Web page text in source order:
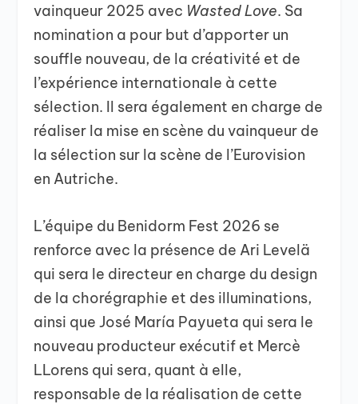
vainqueur 2025 avec Wasted Love. Sa
nomination a pour but d’apporter un
souffle nouveau, de la créativité et de
l’expérience internationale à cette
sélection. Il sera également en charge de
réaliser la mise en scène du vainqueur de
la sélection sur la scène de l’Eurovision
en Autriche.
L’équipe du Benidorm Fest 2026 se
renforce avec la présence de Ari Levelä
qui sera le directeur en charge du design
de la chorégraphie et des illuminations,
ainsi que José María Payueta qui sera le
nouveau producteur exécutif et Mercè
LLorens qui sera, quant à elle,
responsable de la réalisation de cette